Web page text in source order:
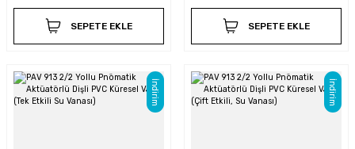
SEPETE EKLE SEPETE EKLE
İndirim İndirim